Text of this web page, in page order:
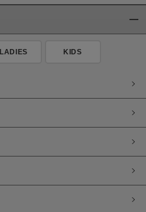
～
予約商品
在庫なし含む
LADIES KIDS